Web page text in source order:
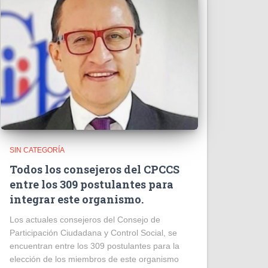
SIN CATEGORÍA
Todos los consejeros del CPCCS
entre los 309 postulantes para
integrar este organismo.
Los actuales consejeros del Consejo de
Participación Ciudadana y Control Social, se
encuentran entre los 309 postulantes para la
elección de los miembros de este organismo